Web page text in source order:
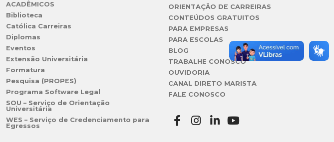
ACADÊMICOS
Biblioteca
Católica Carreiras
Diplomas
Eventos
Extensão Universitária
Formatura
Pesquisa (PROPES)
Programa Software Legal
SOU – Serviço de Orientação
Universitária
WES – Serviço de Credenciamento para
Egressos
ORIENTAÇÃO DE CARREIRAS
CONTEÚDOS GRATUITOS
PARA EMPRESAS
PARA ESCOLAS
BLOG
TRABALHE CONOSCO
OUVIDORIA
CANAL DIRETO MARISTA
FALE CONOSCO